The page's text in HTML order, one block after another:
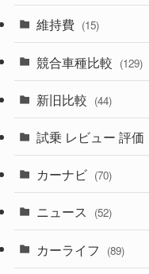
(357)
(328)
(194)
(230)
(253)
(85)
(84)
(14)
(222)
(50)
(43)
(6)
(58)
(28)
(27)
(3)
(3)
(5)
(1)
維持費 (15)
競合車種比較 (129)
新旧比較 (44)
試乗 レビュー 評価
カーナビ (70)
ニュース (52)
カーライフ (89)